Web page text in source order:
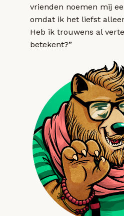
vrienden noemen mij
omdat ik het liefst
Heb ik trouwens al
betekent?”